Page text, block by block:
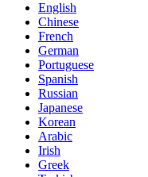
English
Chinese
French
German
Portuguese
Spanish
Russian
Japanese
Korean
Arabic
Irish
Greek